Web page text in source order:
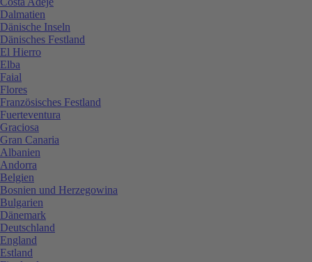
Dalmatien
Dänische Inseln
Dänisches Festland
El Hierro
Elba
Faial
Flores
Französisches Festland
Fuerteventura
Graciosa
Gran Canaria
Albanien
Andorra
Belgien
Bosnien und Herzegowina
Bulgarien
Dänemark
Deutschland
England
Estland